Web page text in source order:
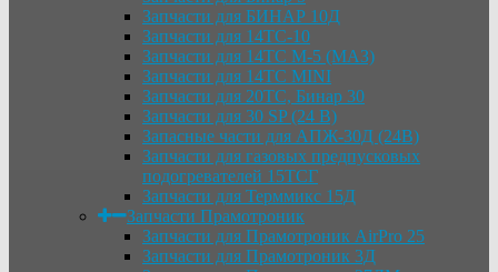
Запчасти для БИНАР 10Д
Запчасти для 14ТС-10
Запчасти для 14ТС М-5 (МАЗ)
Запчасти для 14ТС MINI
Запчасти для 20ТС, Бинар 30
Запчасти для 30 SP (24 В)
Запасные части для АПЖ-30Д (24В)
Запчасти для газовых предпусковых
подогревателей 15ТСГ
Запчасти для Терммикс 15Д
Запчасти Прамотроник
Запчасти для Прамотроник AirPro 25
Запчасти для Прамотроник 3Д